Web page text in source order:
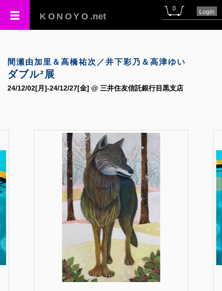
KONOYO .net
0 Login
間瀬由加里＆高橋祐次／井下彩乃＆高津ゆい
ダブル²展
24/12/02[月]-24/12/27[金] @ 三井住友信託銀行目黒支店